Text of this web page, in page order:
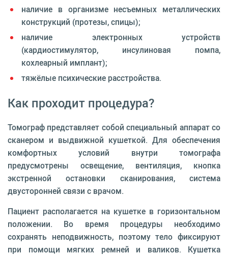
наличие в организме несъемных металлических
конструкций (протезы, спицы);
наличие электронных устройств
(кардиостимулятор, инсулиновая помпа,
кохлеарный имплант);
тяжёлые психические расстройства.
Как проходит процедура?
Томограф представляет собой специальный аппарат со
сканером и выдвижной кушеткой. Для обеспечения
комфортных условий внутри томографа
предусмотрены освещение, вентиляция, кнопка
экстренной остановки сканирования, система
двусторонней связи с врачом.
Пациент располагается на кушетке в горизонтальном
положении. Во время процедуры необходимо
сохранять неподвижность, поэтому тело фиксируют
при помощи мягких ремней и валиков. Кушетка